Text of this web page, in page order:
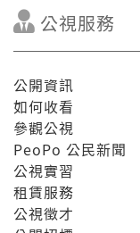
公視服務
公開資訊
如何收看
參觀公視
PeoPo 公民新聞
公視實習
租賃服務
公視徵才